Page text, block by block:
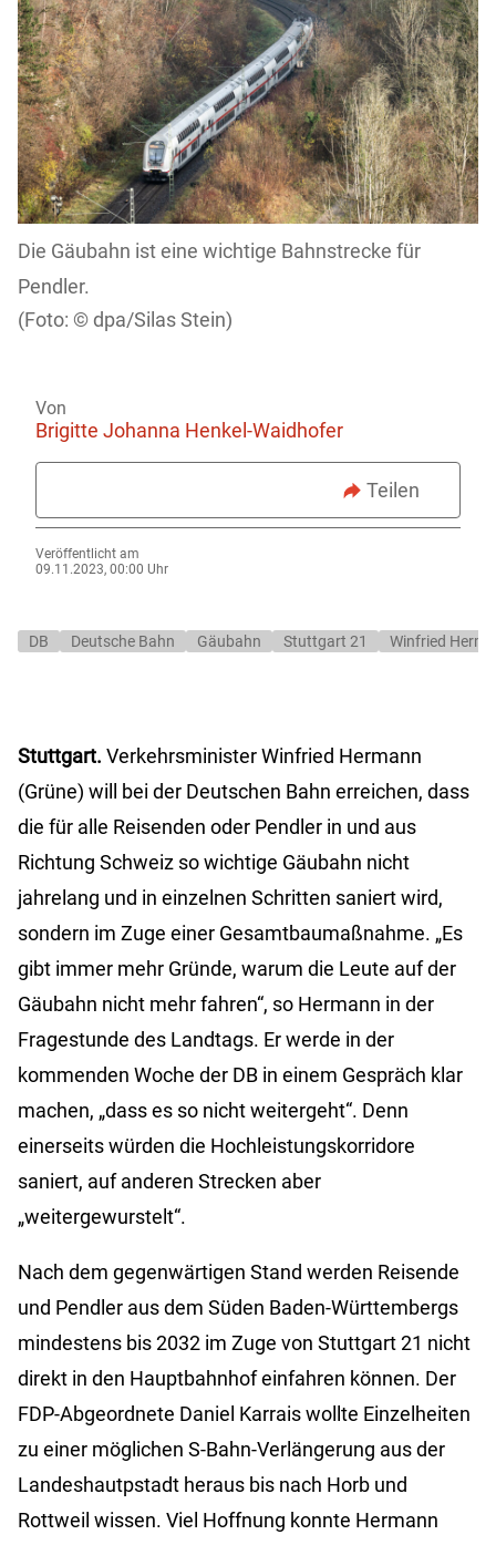
Die Gäubahn ist eine wichtige Bahnstrecke für
Pendler.
dpa/Silas Stein)
Von
Brigitte Johanna Henkel-Waidhofer
Teilen
Veröffentlicht am
09.11.2023, 00:00 Uhr
DB Deutsche Bahn Gäubahn Stuttgart 21 Winfried
Stuttgart. Verkehrsminister Winfried Hermann
(Grüne) will bei der Deutschen Bahn erreichen, dass
die für alle Reisenden oder Pendler in und aus
Richtung Schweiz so wichtige Gäubahn nicht
jahrelang und in einzelnen Schritten saniert wird,
sondern im Zuge einer Gesamtbaumaßnahme. „Es
gibt immer mehr Gründe, warum die Leute auf der
Gäubahn nicht mehr fahren“, so Hermann in der
Fragestunde des Landtags. Er werde in der
kommenden Woche der DB in einem Gespräch klar
machen, „dass es so nicht weitergeht“. Denn
einerseits würden die Hochleistungskorridore
saniert, auf anderen Strecken aber
„weitergewurstelt“.
Nach dem gegenwärtigen Stand werden Reisende
und Pendler aus dem Süden Baden-Württembergs
mindestens bis 2032 im Zuge von Stuttgart 21 nicht
direkt in den Hauptbahnhof einfahren können. Der
FDP-Abgeordnete Daniel Karrais wollte Einzelheiten
zu einer möglichen S-Bahn-Verlängerung aus der
Landeshautpstadt heraus bis nach Horb und
Rottweil wissen. Viel Hoffnung konnte Hermann